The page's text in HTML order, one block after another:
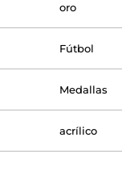
oro
Fútbol
Medallas
acrílico